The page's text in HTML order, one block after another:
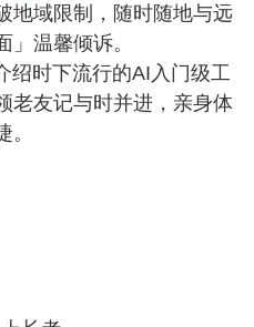
地域限制，随时随地与远
」温馨倾诉。
绍时下流行的AI入门级工
老友记与时并进，亲身体